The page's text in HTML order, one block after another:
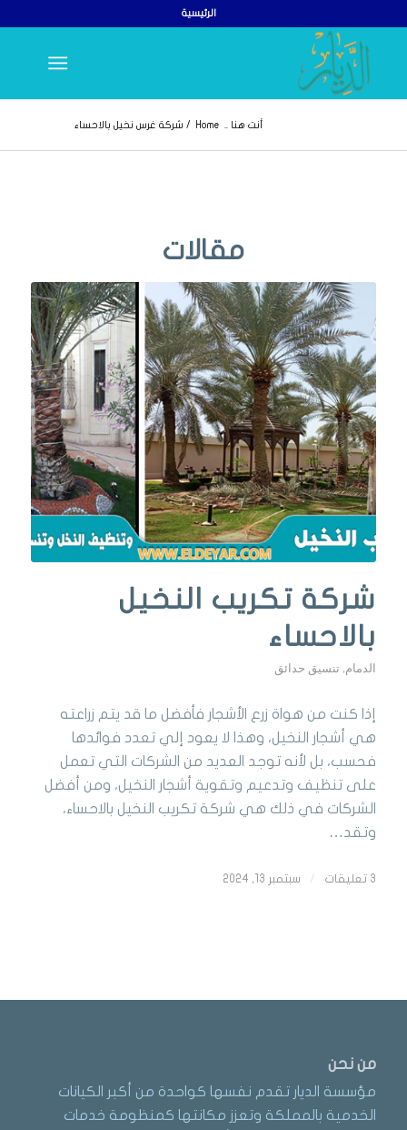
الرئيسية
أنت هنا .. Home
/ شركة غرس نخيل بالاحساء
مقالات
شركة تكريب النخيل
بالاحساء
الدمام, تنسيق حدائق
إذا كنت من هواة زرع الأشجار فأفضل ما قد يتم زراعته
هي أشجار النخيل، وهذا لا يعود إلي تعدد فوائدها
فحسب، بل لأنه توجد العديد من الشركات التي تعمل
على تنظيف وتدعيم وتقوية أشجار النخيل، ومن أفضل
الشركات في ذلك هي شركة تكريب النخيل بالاحساء،
وتقد…
3 تعليقات / سبتمبر 13, 2024
من نحن
مؤسسة الديار تقدم نفسها كواحدة من أكبر الكيانات
الخدمية بالمملكة وتعزز مكانتها كمنظومة خدمات